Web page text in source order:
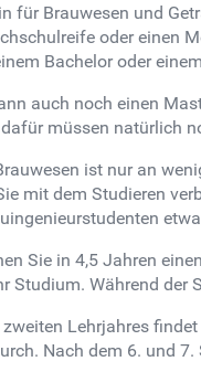
für Brauwesen und
oder einen
Bachelor oder
auch noch einen
müssen natürlich
ist nur an
mit dem Studieren
Sie in 4,5 Jahren
Studium. Während der
Lehrjahres
Nach dem 6. und